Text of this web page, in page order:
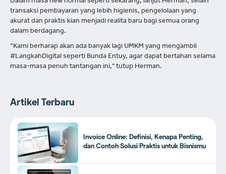
Dalam masa new normal seperti sekarang, lanjut Herman, selain
transaksi pembayaran yang lebih higienis, pengelolaan yang
akurat dan praktis kian menjadi realita baru bagi semua orang
dalam berdagang.
“Kami berharap akan ada banyak lagi UMKM yang mengambil
#LangkahDigital seperti Bunda Entuy, agar dapat bertahan selama
masa-masa penuh tantangan ini," tutup Herman.
Artikel Terbaru
Invoice Online: Definisi, Kenapa Penting,
dan Contoh Solusi Praktis untuk Bisnismu